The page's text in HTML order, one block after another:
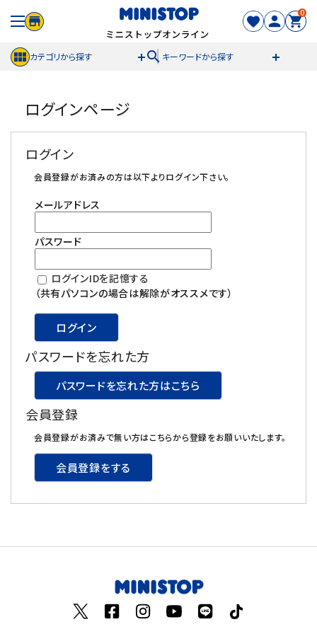
0
カテゴリから探す search キーワードから探す
meeting_room ログイン person 新規登録
セール商品
カテゴリから探す
冷凍食品
スイーツ
お菓子
酒類
日用品
ギフト
ログインページ
ログイン
会員登録がお済みの方は以下よりログイン下さい。
メールアドレス
パスワード
ログインIDを記憶する
（共有パソコンの場合は解除がオススメです）
ログイン
パスワードを忘れた方
パスワードを忘れた方はこちら
会員登録
会員登録がお済みで無い方はこちらから登録をお願いいたします。
会員登録をする